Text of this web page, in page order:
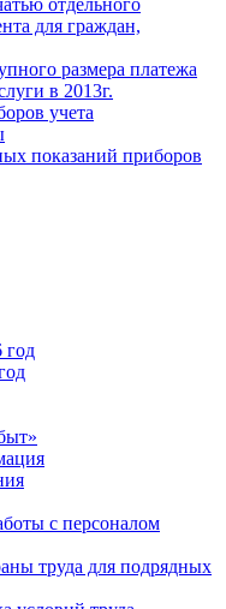
отдельного
для граждан,
размера платежа
в 2013г.
учета
показаний приборов
год
с персоналом
труда для подрядных